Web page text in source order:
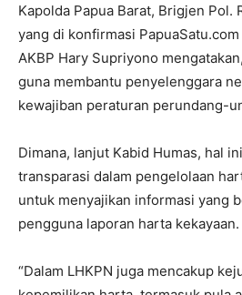
Kapolda Papua Barat, Brigjen Pol.
yang di konfirmasi
AKBP Hary Supriyono
guna membantu penyelenggara
kewajiban peraturan perundang-
Dimana, lanjut Kabid Humas, hal
transparasi dalam pengelolaan
untuk menyajikan informasi yang
pengguna laporan harta kekayaan.
“Dalam LHKPN juga mencakup